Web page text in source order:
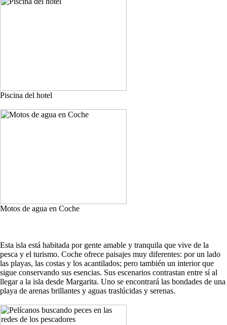
Piscina del hotel
Motos de agua en Coche
Esta isla está habitada por gente amable y tranquila que vive de la
pesca y el turismo. Coche ofrece paisajes muy diferentes: por un lado
las playas, las costas y los acantilados; pero también un interior que
sigue conservando sus esencias. Sus escenarios contrastan entre sí al
llegar a la isla desde Margarita. Uno se encontrará las bondades de una
playa de arenas brillantes y aguas traslúcidas y serenas.